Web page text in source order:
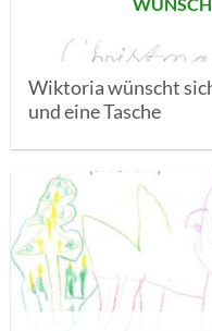
Wiktoria wünscht
und eine Tasche